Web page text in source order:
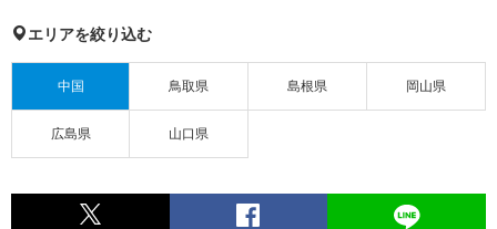
エリアを絞り込む
中国 鳥取県 島根県 岡山県
広島県 山口県